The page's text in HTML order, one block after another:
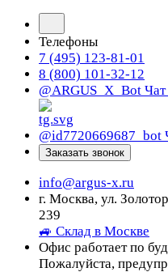
Телефоны
7 (495) 123-81-01
8 (800) 101-32-12
@ARGUS_X_Bot Чат
@id7720669687_bot
Заказать звонок
info@argus-x.ru
г. Москва, ул.
239
🚙 Склад в Москве
Офис работает по
Пожалуйста,